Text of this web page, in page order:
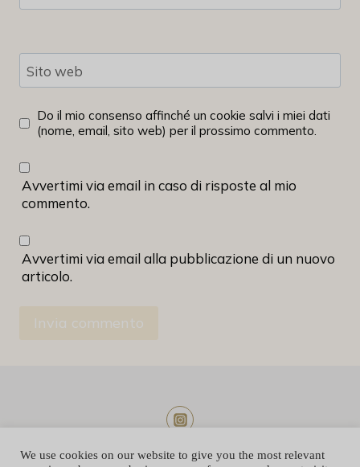
Sito web
Do il mio consenso affinché un cookie salvi i miei dati
(nome, email, sito web) per il prossimo commento.
Avvertimi via email in caso di risposte al mio
commento.
Avvertimi via email alla pubblicazione di un nuovo
articolo.
We use cookies on our website to give you the most relevant